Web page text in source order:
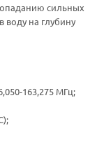
сильных
воду на глубину
163,275 МГц;